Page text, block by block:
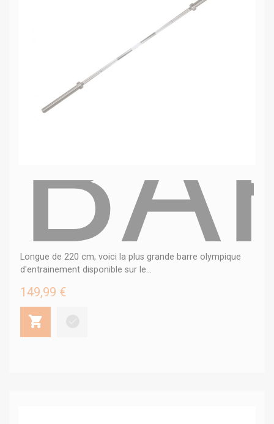
Longue de 220 cm, voici la plus grande barre olympique
d'entrainement disponible sur le...
149,99 €